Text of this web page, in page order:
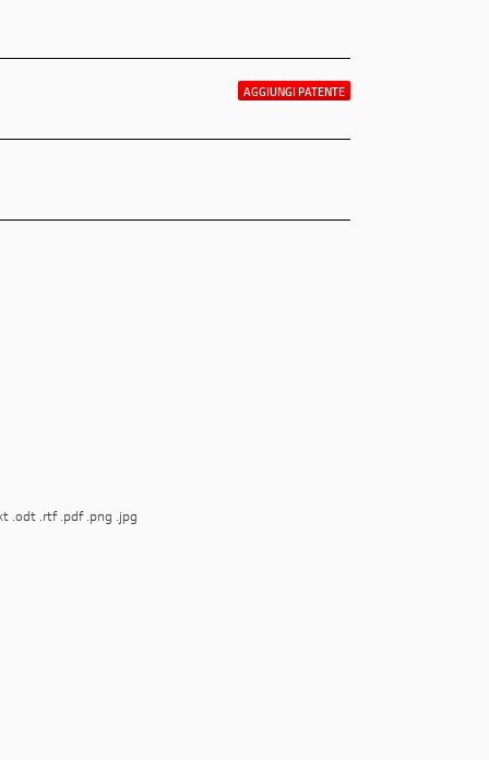
AGGIUNGI PATENTE
.odt .rtf .pdf .png .jpg